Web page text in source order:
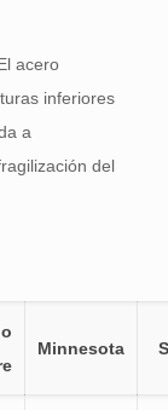
acero
inferiores
a
del
Minnesota